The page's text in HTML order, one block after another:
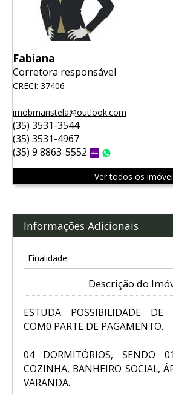
Fabiana
Corretora responsável
CRECI: 37406
imobmaristela@outlook.com
(35) 3531-3544
(35) 3531-4967
(35) 9 8863-5552
Vivo
Ver todos os
Informações Adicionais
Finalidade:
Descrição do
ESTUDA POSSIBILIDADE DE
COM0 PARTE DE PAGAMENTO.
04 DORMITÓRIOS, SENDO
COZINHA, BANHEIRO SOCIAL,
VARANDA.